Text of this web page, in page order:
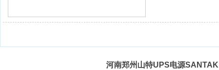
河南郑州山特UPS电源